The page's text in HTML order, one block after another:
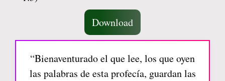
Download
“Bienaventurado el que lee, los que oyen
las palabras de esta profecía, guardan las